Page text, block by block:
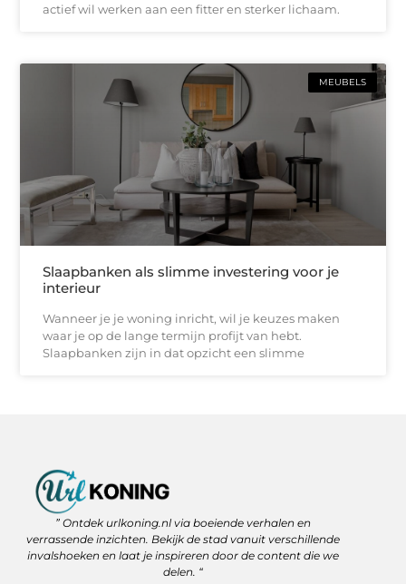
actief wil werken aan een fitter en sterker lichaam.
MEUBELS
Slaapbanken als slimme investering voor je
interieur
Wanneer je je woning inricht, wil je keuzes maken
waar je op de lange termijn profijt van hebt.
Slaapbanken zijn in dat opzicht een slimme
” Ontdek urlkoning.nl via boeiende verhalen en
verrassende inzichten. Bekijk de stad vanuit verschillende
invalshoeken en laat je inspireren door de content die we
delen. “